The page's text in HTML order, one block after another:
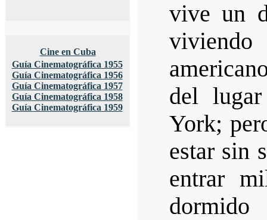
Cine en Cuba
Guía Cinematográfica 1955
Guía Cinematográfica 1956
Guía Cinematográfica 1957
Guía Cinematográfica 1958
Guía Cinematográfica 1959
vive un
del
York;
estar sin
entrar